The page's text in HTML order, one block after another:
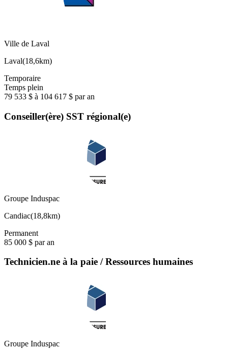
Ville de Laval
Laval(18,6km)
Temporaire
Temps plein
79 533 $ à 104 617 $ par an
Conseiller(ère) SST régional(e)
Groupe Induspac
Candiac(18,8km)
Permanent
85 000 $ par an
Technicien.ne à la paie / Ressources humaines
Groupe Induspac